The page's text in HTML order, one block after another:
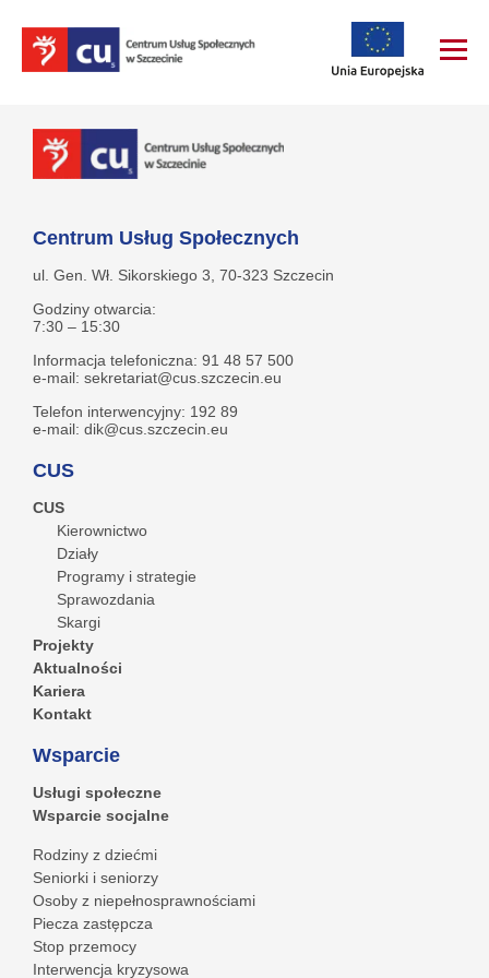
Centrum Usług Społecznych
ul. Gen. Wł. Sikorskiego 3, 70-323 Szczecin
Godziny otwarcia:
7:30 – 15:30
Informacja telefoniczna: 91 48 57 500
e-mail: sekretariat@cus.szczecin.eu
Telefon interwencyjny: 192 89
e-mail: dik@cus.szczecin.eu
CUS
CUS
Kierownictwo
Działy
Programy i strategie
Sprawozdania
Skargi
Projekty
Aktualności
Kariera
Kontakt
Wsparcie
Usługi społeczne
Wsparcie socjalne
Rodziny z dziećmi
Seniorki i seniorzy
Osoby z niepełnosprawnościami
Piecza zastępcza
Stop przemocy
Interwencja kryzysowa